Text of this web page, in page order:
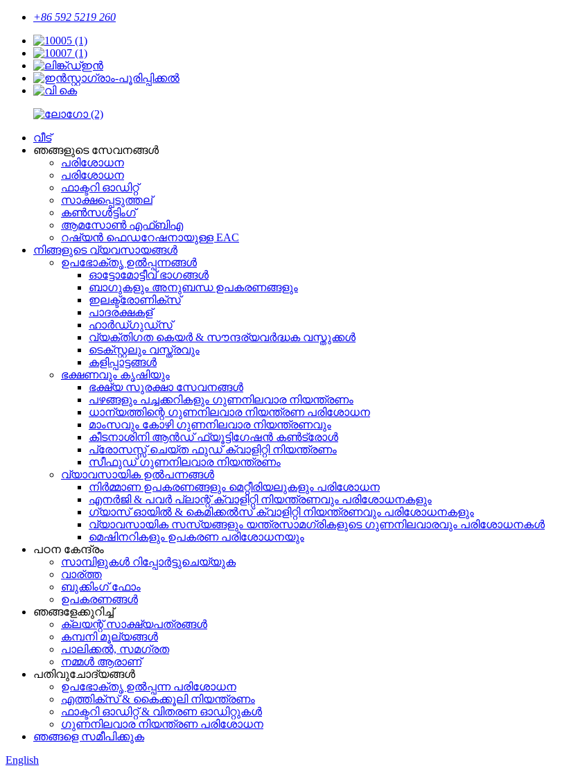
+86 592 5219 260
വീട്
ഞങ്ങളുടെ സേവനങ്ങൾ
പരിശോധന
പരിശോധന
ഫാക്ടറി ഓഡിറ്റ്
സാക്ഷപ്പെടുത്തല്
കൺസൾട്ടിംഗ്
ആമസോൺ എഫ്ബിഎ
റഷ്യൻ ഫെഡറേഷനായുള്ള EAC
നിങ്ങളുടെ വ്യവസായങ്ങൾ
ഉപഭോക്തൃ ഉൽപ്പന്നങ്ങൾ
ഓട്ടോമോട്ടീവ് ഭാഗങ്ങൾ
ബാഗുകളും അനുബന്ധ ഉപകരണങ്ങളും
ഇലക്ട്രോണിക്സ്
പാദരക്ഷകള്
ഹാർഡ്ഗുഡ്സ്
വ്യക്തിഗത കെയർ & സൗന്ദര്യവർദ്ധക വസ്തുക്കൾ
ടെക്സ്റ്റലും വസ്ത്രവും
കളിപ്പാട്ടങ്ങൾ
ഭക്ഷണവും കൃഷിയും
ഭക്ഷ്യ സുരക്ഷാ സേവനങ്ങൾ
പഴങ്ങളും പച്ചക്കറികളും ഗുണനിലവാര നിയന്ത്രണം
ധാന്യത്തിന്റെ ഗുണനിലവാര നിയന്ത്രണ പരിശോധന
മാംസവും കോഴി ഗുണനിലവാര നിയന്ത്രണവും
കീടനാശിനി ആൻഡ് ഫ്യൂട്ടിഗേഷൻ കൺട്രോൾ
പ്രോസസ്സ് ചെയ്ത ഫുഡ് ക്വാളിറ്റി നിയന്ത്രണം
സീഫുഡ് ഗുണനിലവാര നിയന്ത്രണം
വ്യാവസായിക ഉൽപന്നങ്ങൾ
നിർമ്മാണ ഉപകരണങ്ങളും മെറ്റീരിയലുകളും പരിശോധന
എനർജി & പവർ പ്ലാന്റ് ക്വാളിറ്റി നിയന്ത്രണവും പരിശോധനകളും
ഗ്യാസ് ഓയിൽ & കെമിക്കൽസ് ക്വാളിറ്റി നിയന്ത്രണവും പരിശോധനകളും
വ്യാവസായിക സസ്യങ്ങളും യന്ത്രസാമഗ്രികളുടെ ഗുണനിലവാരവും പരിശോധനകൾ
മെഷിനറികളും ഉപകരണ പരിശോധനയും
പഠന കേന്ദ്രം
സാമ്പിളുകൾ റിപ്പോർട്ടുചെയ്യുക
വാര്ത്ത
ബുക്കിംഗ് ഫോം
ഉപകരണങ്ങൾ
ഞങ്ങളേക്കുറിച്ച്
ക്ലയന്റ് സാക്ഷ്യപത്രങ്ങൾ
കമ്പനി മൂല്യങ്ങൾ
പാലിക്കൽ, സമഗ്രത
നമ്മൾ ആരാണ്
പതിവുചോദ്യങ്ങൾ
ഉപഭോക്തൃ ഉൽപ്പന്ന പരിശോധന
എത്തിക്സ് & കൈക്കൂലി നിയന്ത്രണം
ഫാക്ടറി ഓഡിറ്റ് & വിതരണ ഓഡിറ്റുകൾ
ഗുണനിലവാര നിയന്ത്രണ പരിശോധന
ഞങ്ങളെ സമീപിക്കുക
English